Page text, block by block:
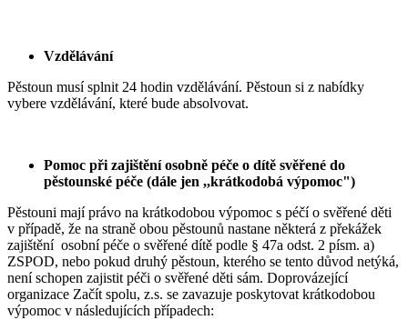
Vzdělávání
Pěstoun musí splnit 24 hodin vzdělávání. Pěstoun si z nabídky
vybere vzdělávání, které bude absolvovat.
Pomoc při zajištění osobně péče o dítě svěřené do
pěstounské péče (dále jen ,,krátkodobá výpomoc")
Pěstouni mají právo na krátkodobou výpomoc s péčí o svěřené děti
v případě, že na straně obou pěstounů nastane některá z překážek
zajištění osobní péče o svěřené dítě podle § 47a odst. 2 písm. a)
ZSPOD, nebo pokud druhý pěstoun, kterého se tento důvod netýká,
není schopen zajistit péči o svěřené děti sám. Doprovázející
organizace Začít spolu, z.s. se zavazuje poskytovat krátkodobou
výpomoc v následujících případech: